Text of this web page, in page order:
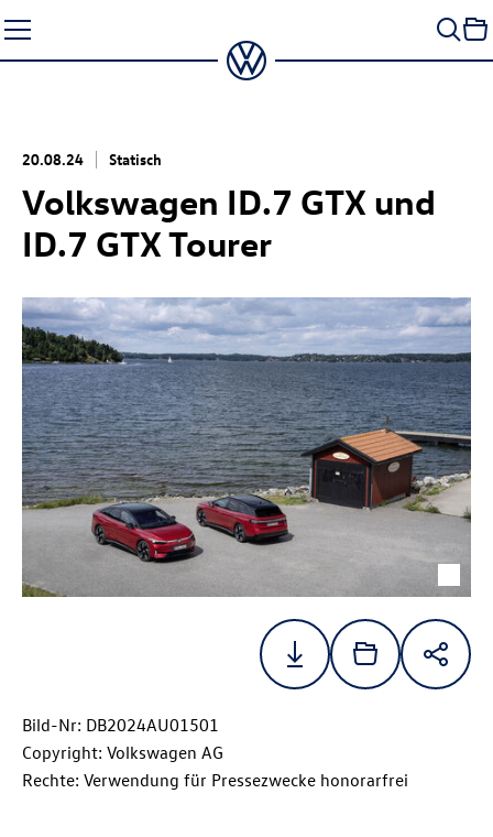
Seiteninhalt
springen
20.08.24 Statisch
Volkswagen ID.7 GTX und
ID.7 GTXTourer
Bild-Nr: DB2024AU01501
Copyright: Volkswagen AG
Rechte: Verwendung für Pressezwecke honorarfrei